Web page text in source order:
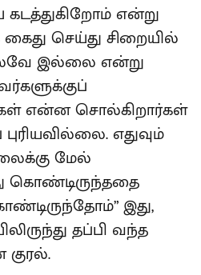
என்று
செய்து சிறையில்
இல்லை என்று
என்ன சொல்கிறார்கள்
எதுவும்
மேல்
கொண்டிருந்ததை
இது,
தப்பி வந்த
குரல்.